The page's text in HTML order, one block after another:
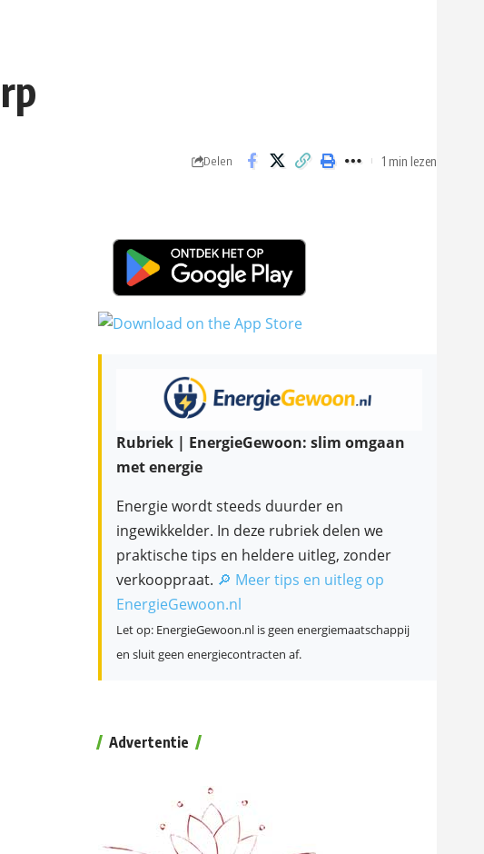
Delen 1 min lezen
Rubriek | EnergieGewoon: slim omgaan
met energie
Energie wordt steeds duurder en
ingewikkelder. In deze rubriek delen we
praktische tips en heldere uitleg, zonder
verkooppraat. 🔎 Meer tips en uitleg op
EnergieGewoon.nl
Let op: EnergieGewoon.nl is geen energiemaatschappij
en sluit geen energiecontracten af.
Advertentie